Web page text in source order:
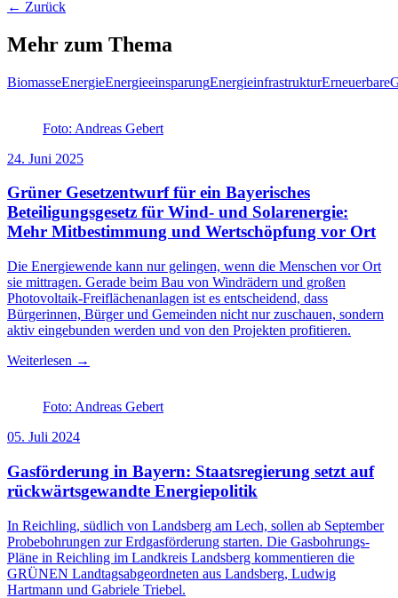
← Zurück
Mehr zum Thema
BiomasseEnergieEnergieeinsparungEnergieinfrastrukturErneuerbare
Foto: Andreas Gebert
24. Juni 2025
Grüner Gesetzentwurf für ein Bayerisches
Beteiligungsgesetz für Wind- und Solarenergie:
Mehr Mitbestimmung und Wertschöpfung vor Ort
Die Energiewende kann nur gelingen, wenn die Menschen vor Ort
sie mittragen. Gerade beim Bau von Windrädern und großen
Photovoltaik-Freiflächenanlagen ist es entscheidend, dass
Bürgerinnen, Bürger und Gemeinden nicht nur zuschauen, sondern
aktiv eingebunden werden und von den Projekten profitieren.
Weiterlesen →
Foto: Andreas Gebert
05. Juli 2024
Gasförderung in Bayern: Staatsregierung setzt auf
rückwärtsgewandte Energiepolitik
In Reichling, südlich von Landsberg am Lech, sollen ab September
Probebohrungen zur Erdgasförderung starten. Die Gasbohrungs-
Pläne in Reichling im Landkreis Landsberg kommentieren die
GRÜNEN Landtagsabgeordneten aus Landsberg, Ludwig
Hartmann und Gabriele Triebel.